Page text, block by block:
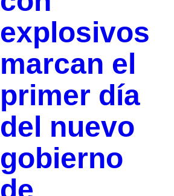
explosivos
marcan el
primer día
del nuevo
gobierno